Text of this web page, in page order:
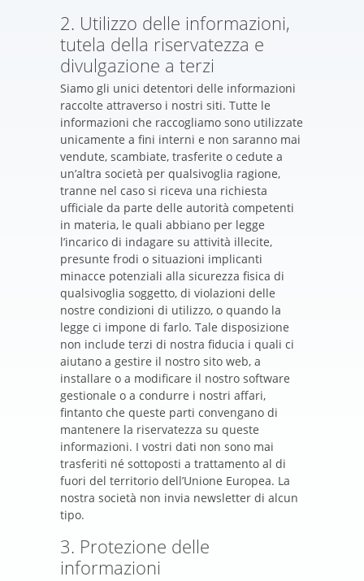
2. Utilizzo delle informazioni,
tutela della riservatezza e
divulgazione a terzi
Siamo gli unici detentori delle informazioni
raccolte attraverso i nostri siti. Tutte le
informazioni che raccogliamo sono utilizzate
unicamente a fini interni e non saranno mai
vendute, scambiate, trasferite o cedute a
un’altra società per qualsivoglia ragione,
tranne nel caso si riceva una richiesta
ufficiale da parte delle autorità competenti
in materia, le quali abbiano per legge
l’incarico di indagare su attività illecite,
presunte frodi o situazioni implicanti
minacce potenziali alla sicurezza fisica di
qualsivoglia soggetto, di violazioni delle
nostre condizioni di utilizzo, o quando la
legge ci impone di farlo. Tale disposizione
non include terzi di nostra fiducia i quali ci
aiutano a gestire il nostro sito web, a
installare o a modificare il nostro software
gestionale o a condurre i nostri affari,
fintanto che queste parti convengano di
mantenere la riservatezza su queste
informazioni. I vostri dati non sono mai
trasferiti né sottoposti a trattamento al di
fuori del territorio dell’Unione Europea. La
nostra società non invia newsletter di alcun
tipo.
3. Protezione delle
informazioni